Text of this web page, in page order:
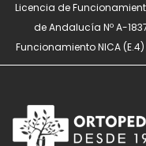
Licencia de
de Andalucía Nº A-
Funcionamiento NICA (E.4)